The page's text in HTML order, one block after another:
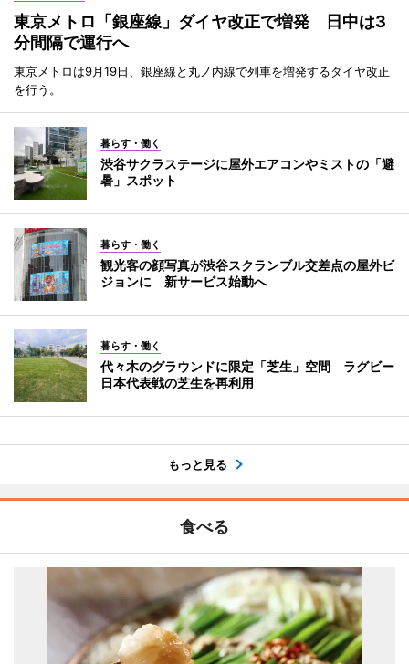
東京メトロ「銀座線」ダイヤ改正で増発 日中は3
分間隔で運行へ
東京メトロは9月19日、銀座線と丸ノ内線で列車を増発するダイヤ改正
を行う。
暮らす・働く
渋谷サクラステージに屋外エアコンやミストの「避
暑」スポット
暮らす・働く
観光客の顔写真が渋谷スクランブル交差点の屋外ビ
ジョンに 新サービス始動へ
暮らす・働く
代々木のグラウンドに限定「芝生」空間 ラグビー
日本代表戦の芝生を再利用
もっと見る
食べる